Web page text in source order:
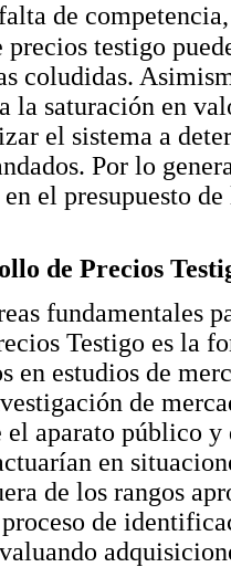
de
precios testigo
coludidas.
la saturación en
el sistema a
Por lo
el presupuesto
de Precios
fundamentales
Testigo es la
en estudios de
de
el aparato público
en
de los rangos
de